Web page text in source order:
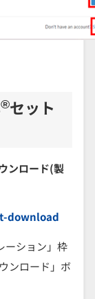
®セット
ンロード(製
download
ーション」枠
ンロード」ボ